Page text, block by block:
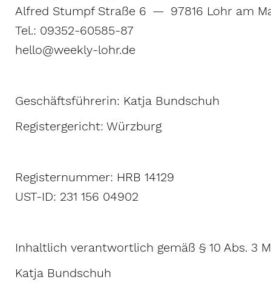
Alfred Stumpf Straße 6 — 97816 Lohr am
Tel.: 09352-60585-87
hello@weekly-lohr.de
Geschäftsführerin: Katja Bundschuh
Registergericht: Würzburg
Registernummer: HRB 14129
UST-ID: 231 156 04902
Inhaltlich verantwortlich gemäß § 10 Abs. 3
Katja Bundschuh